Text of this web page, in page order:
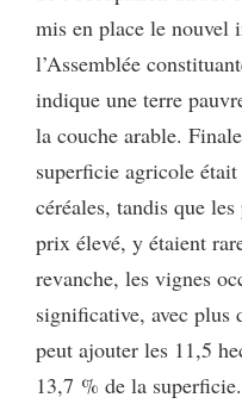
mis en place le nouvel
l’Assemblée
indique une terre
la couche arable.
superficie agricole
céréales, tandis que
prix élevé, y étaient
revanche, les vignes
significative, avec plus
peut ajouter les 11,5
13,7 % de la